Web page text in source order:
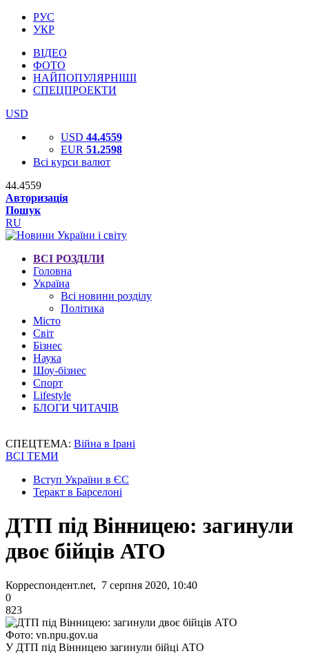
РУС
УКР
ВІДЕО
ФОТО
НАЙПОПУЛЯРНІШІ
СПЕЦПРОЕКТИ
USD
USD 44.4559
EUR 51.2598
Всі курси валют
44.4559
Авторизація
Пошук
RU
ВСІ РОЗДІЛИ
Головна
Україна
Всі новини розділу
Політика
Місто
Світ
Бізнес
Наука
Шоу-бізнес
Спорт
Lifestyle
БЛОГИ ЧИТАЧІВ
СПЕЦТЕМА: Війна в Ірані
ВСІ ТЕМИ
Вступ України в ЄС
Теракт в Барселоні
ДТП під Вінницею: загинули
двоє бійців АТО
Корреспондент.net, 7 серпня 2020, 10:40
0
823
Фото: vn.npu.gov.ua
У ДТП під Вінницею загинули бійці АТО